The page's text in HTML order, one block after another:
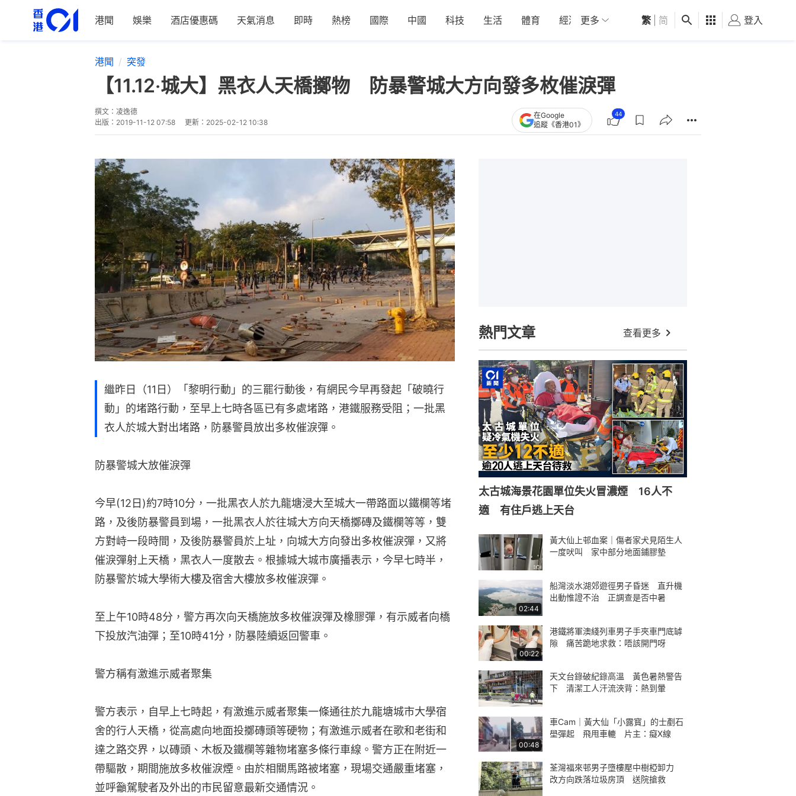
港聞 娛樂 酒店優惠碼 天氣消息 即時 熱榜 國際 中國 科技 生活 體育 經濟 01深圳 觀點 健康 好食玩飛
更多 繁 简 登入
港聞 突發
【11.12‧城大】黑衣人天橋擲物 防暴警城大方向發多枚催淚彈
撰文： 凌逸德
出版： 2019-11-12 07:58 更新： 2025-02-12 10:38
在Google
追蹤《香港01》
44
繼昨日（11日）「黎明行動」的三罷行動後，有網民今早再發起「破曉行
動」的堵路行動，至早上七時各區已有多處堵路，港鐵服務受阻；一批黑
衣人於城大對出堵路，防暴警員放出多枚催淚彈。
防暴警城大放催淚彈
今早(12日)約7時10分，一批黑衣人於九龍塘浸大至城大一帶路面以鐵欄等堵
路，及後防暴警員到場，一批黑衣人於往城大方向天橋擲磚及鐵欄等等，雙
方對峙一段時間，及後防暴警員於上址，向城大方向發出多枚催淚彈，又將
催淚彈射上天橋，黑衣人一度散去。根據城大城市廣播表示，今早七時半，
防暴警於城大學術大樓及宿舍大樓放多枚催淚彈。
至上午10時48分，警方再次向天橋施放多枚催淚彈及橡膠彈，有示威者向橋
下投放汽油彈；至10時41分，防暴陸續返回警車。
警方稱有激進示威者聚集
警方表示，自早上七時起，有激進示威者聚集一條通往於九龍塘城市大學宿
舍的行人天橋，從高處向地面投擲磚頭等硬物；有激進示威者在歌和老街和
達之路交界，以磚頭、木板及鐵欄等雜物堵塞多條行車線。警方正在附近一
帶驅散，期間施放多枚催淚煙。由於相關馬路被堵塞，現場交通嚴重堵塞，
並呼籲駕駛者及外出的市民留意最新交通情況。
熱門文章 查看更多
太古城海景花園單位失火冒濃煙 16人不
適 有住戶逃上天台
黃大仙上邨血案｜傷者家犬見陌生人
一度吠叫 家中部分地面鋪膠墊
02:44
船灣淡水湖郊遊徑男子昏迷 直升機
出動惟證不治 正調查是否中暑
00:22
港鐵將軍澳綫列車男子手夾車門底罅
隙 痛苦跪地求救：唔該開門呀
天文台錄破紀錄高溫 黃色暑熱警告
下 清潔工人汗流浹背：熱到暈
00:48
車Cam｜黃大仙「小露寳」的士剷石
壆彈起 飛甩車轆 片主：癡X線
荃灣福來邨男子墮樓壓中樹椏卸力
改方向跌落垃圾房頂 送院搶救